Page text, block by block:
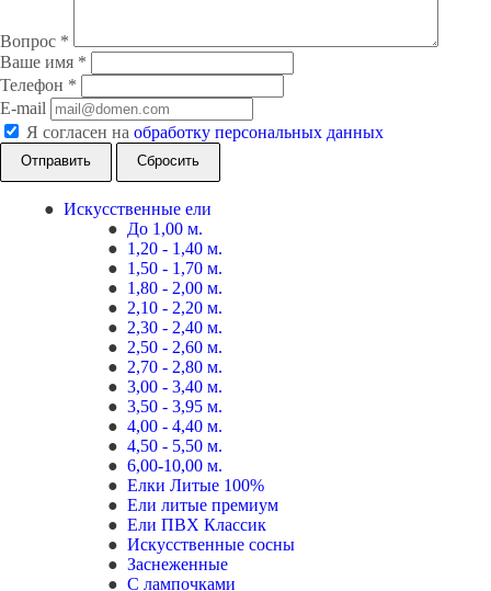
Вопрос *
Ваше имя *
Телефон *
E-mail
Я согласен на обработку персональных данных
Сбросить
Искусственные ели
До 1,00 м.
1,20 - 1,40 м.
1,50 - 1,70 м.
1,80 - 2,00 м.
2,10 - 2,20 м.
2,30 - 2,40 м.
2,50 - 2,60 м.
2,70 - 2,80 м.
3,00 - 3,40 м.
3,50 - 3,95 м.
4,00 - 4,40 м.
4,50 - 5,50 м.
6,00-10,00 м.
Елки Литые 100%
Ели литые премиум
Ели ПВХ Классик
Искусственные сосны
Заснеженные
С лампочками